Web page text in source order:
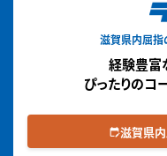
滋賀県内屈指
経験豊富
ぴったりのコ
edit_calendar滋賀県